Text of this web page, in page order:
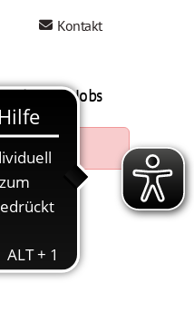
Kontakt
Mein AWO Jobs